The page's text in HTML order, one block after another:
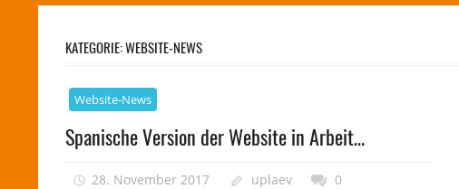
KATEGORIE:WEBSITE-NEWS
Website-News
Spanische Version der Website in Arbeit…
28. November 2017 uplaev 0